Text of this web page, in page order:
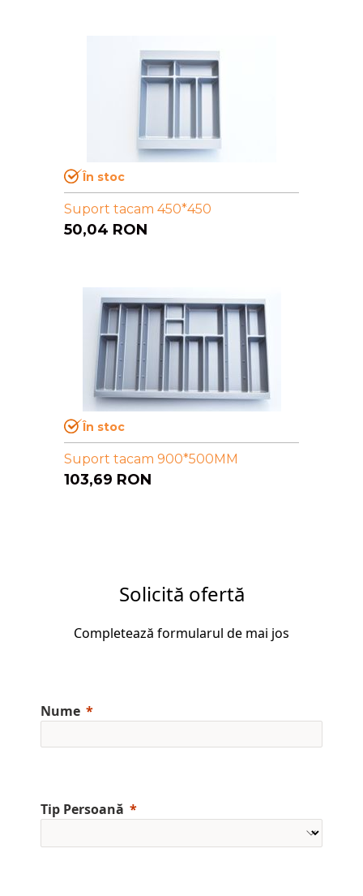
În stoc
Suport tacam 450*450
50,04 RON
În stoc
Suport tacam 900*500MM
103,69 RON
Solicită ofertă
Completează formularul de mai jos
Nume
Tip Persoană